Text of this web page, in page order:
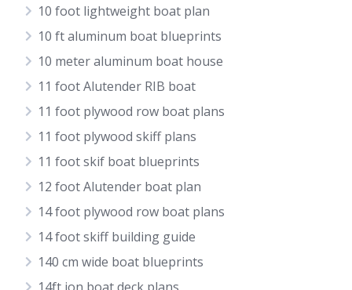
10 foot lightweight boat plan
10 ft aluminum boat blueprints
10 meter aluminum boat house
11 foot Alutender RIB boat
11 foot plywood row boat plans
11 foot plywood skiff plans
11 foot skif boat blueprints
12 foot Alutender boat plan
14 foot plywood row boat plans
14 foot skiff building guide
140 cm wide boat blueprints